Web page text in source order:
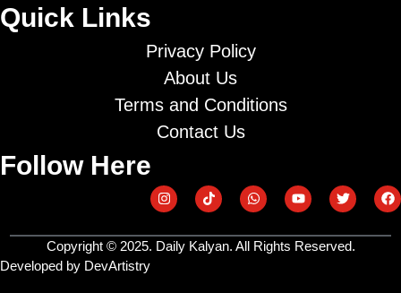
Quick Links
Privacy Policy
About Us
Terms and Conditions
Contact Us
Follow Here
Copyright © 2025. Daily Kalyan. All Rights Reserved.
Developed by DevArtistry